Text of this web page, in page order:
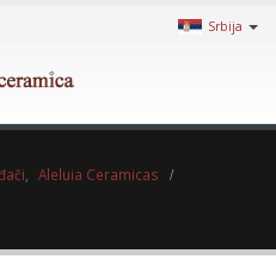
Srbija
Aleluia Ceramicas